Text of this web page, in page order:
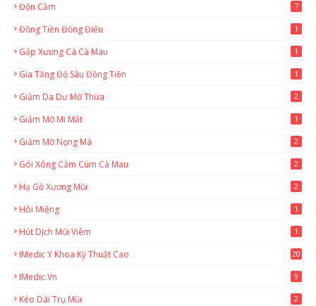
Độn Cằm 7
Đồng Tiền Đồng Điếu 1
Gắp Xương Cá Cà Mau 1
Gia Tăng Độ Sâu Đồng Tiền 1
Giảm Da Dư Mỡ Thừa 2
Giảm Mỡ Mi Mắt 1
Giảm Mỡ Nọng Má 2
Gói Xông Cảm Cúm Cà Mau 2
Hạ Gồ Xương Mũi 2
Hôi Miệng 1
Hút Dịch Mũi Viêm 1
IMedic Y Khoa Kỹ Thuật Cao
20
IMedic.vn 9
Kéo Dài Trụ Mũi 2